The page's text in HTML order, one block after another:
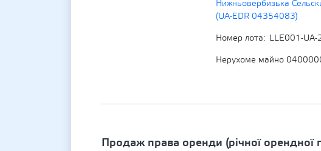
Нижньовербизька
(UA-EDR 04354083)
Номер лота
LLE001-
Нерухоме майно
Продаж права оренди (річної орендної